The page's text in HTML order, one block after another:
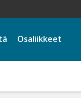
Osaliikkeet